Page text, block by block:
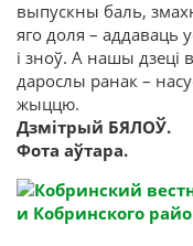
выпускны баль,
яго доля – аддаваць
і зноў. А нашы
дарослы ранак –
жыццю.
Дзмітрый БЯЛОЎ.
Фота аўтара.